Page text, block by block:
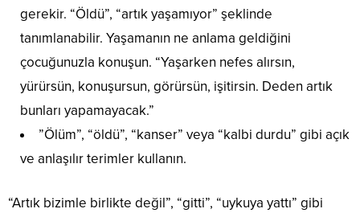
gerekir. “Öldü”, “artık yaşamıyor” şeklinde
tanımlanabilir. Yaşamanın ne anlama geldiğini
çocuğunuzla konuşun. “Yaşarken nefes alırsın,
yürürsün, konuşursun, görürsün, işitirsin. Deden artık
bunları yapamayacak.”
”Ölüm”, “öldü”, “kanser” veya “kalbi durdu” gibi açık
ve anlaşılır terimler kullanın.
“Artık bizimle birlikte değil”, “gitti”, “uykuya yattı” gibi